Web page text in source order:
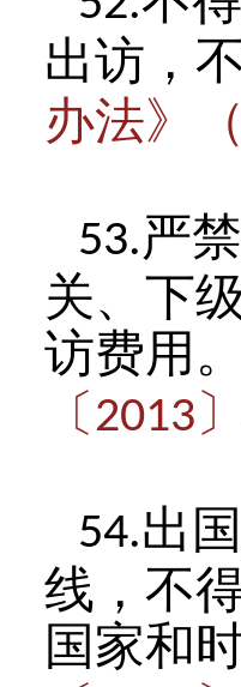
出访，
办法》
53.严
关、下
访费用。
〔 2013 〕
54.出
线，不
国家和